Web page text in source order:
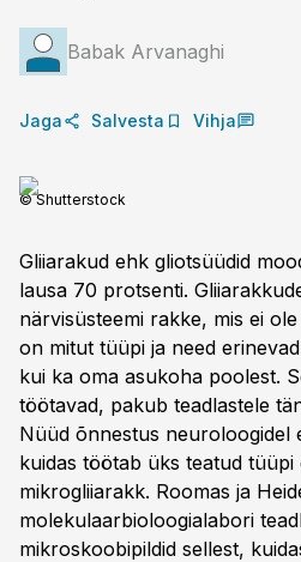
Babak Arvanaghi
Jaga Salvesta Vihja
© Shutterstock
Gliiarakud ehk gliotsüüdid
lausa 70 protsenti.
närvisüsteemi rakke, mis ei
on mitut tüüpi ja need
kui ka oma asukoha poolest.
töötavad, pakub teadlastele
Nüüd õnnestus neuroloogidel
kuidas töötab üks teatud tüüpi
mikrogliiarakk. Roomas ja
molekulaarbioloogialabori
mikroskoobipildid sellest,